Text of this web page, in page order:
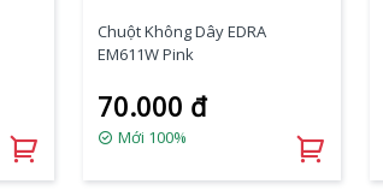
Chuột Không Dây EDRA
EM611W Pink
70.000 đ
Mới 100%